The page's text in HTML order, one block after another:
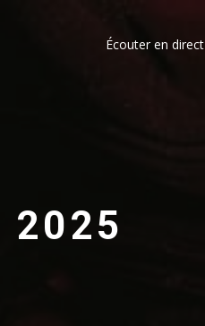
Écouter en direct
2025